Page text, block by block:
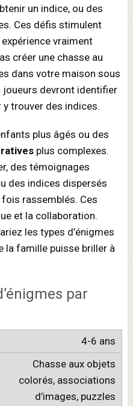
un indice, ou des
Ces défis stimulent
vraiment
créer une chasse au
dans votre maison sous
joueurs devront identifier
trouver des indices.
plus âgés ou des
plus complexes.
des témoignages
des indices dispersés
fois rassemblés. Ces
et la collaboration.
les types d’énigmes
la famille puisse briller à
par
4-6 ans
Chasse aux objets
colorés, associations
d’images, puzzles